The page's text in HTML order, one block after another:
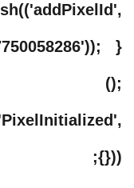
|| ();
{}));